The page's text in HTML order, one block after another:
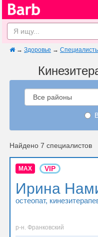
→ Здоровье →
Найдено 7 специалистов
MAX VIP
Ирина
остеопат,
р-н. Франковский